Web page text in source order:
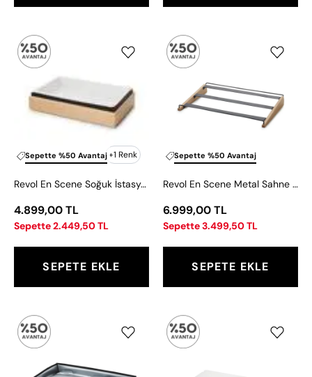
+1 Renk
Sepette %50 Avantaj
İstasyon
Matı
cm
Revol En Scene Soğuk İstasyon Matı 53x32 cm
4.899,00 TL
Sepette 2.449,50 TL
SEPETE EKLE
Sepette %50 Avantaj
Metal
Sahne
Yükseltici
cm
Revol En Scene Metal Sahne Yükseltici 53x33,5 cm
6.999,00 TL
Sepette 3.499,50 TL
SEPETE EKLE
Siyah